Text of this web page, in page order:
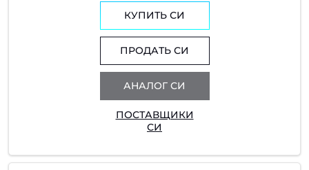
КУПИТЬ СИ
ПРОДАТЬ СИ
АНАЛОГ СИ
ПОСТАВЩИКИ
СИ